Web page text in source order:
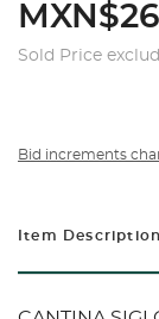
Sold Price
Bid increments
Item Description